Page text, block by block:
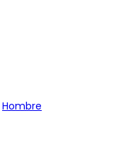
Hombre